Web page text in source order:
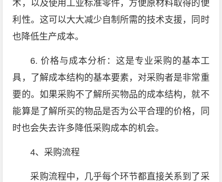
术，以及使用工业标准零件，方便原材料取得的便
利性。这可以大大减少自制所需的技术支援，同时
也降低生产成本。
6. 价格与成本分析：这是专业采购的基本工
具，了解成本结构的基本要素，对采购者是非常重
要的。如果采购不了解所买物品的成本结构，就不
能算是了解所买的物品是否为公平合理的价格，同
时也会失去许多降低采购成本的机会。
4、采购流程
采购流程中，几乎每个环节都直接关系到了采